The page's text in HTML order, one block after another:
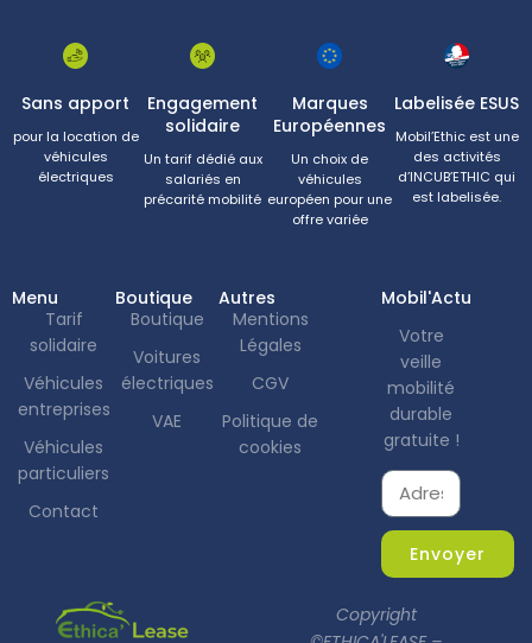
Sans apport
pour la location de
véhicules
électriques
Engagement
solidaire
Un tarif dédié aux
salariés en
précarité mobilité
Marques
Européennes
Un choix de
véhicules
européen pour une
offre variée
Labelisée ESUS
Mobil’Ethic est une
des activités
d’INCUB’ETHIC qui
est labelisée.
Menu
Tarif
solidaire
Véhicules
entreprises
Véhicules
particuliers
Contact
Boutique
Boutique
Voitures
électriques
VAE
Autres
Mentions
Légales
CGV
Politique de
cookies
Mobil'Actu
Votre
veille
mobilité
durable
gratuite !
Envoyer
Copyright